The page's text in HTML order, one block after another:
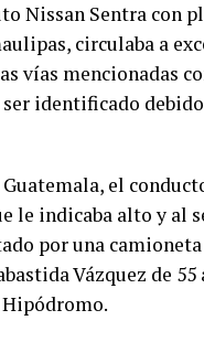
Nissan Sentra con
circulaba a
vías mencionadas
identificado
el
le indicaba alto y al
por una
Vázquez de 55